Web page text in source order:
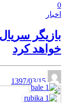
0
اخبار
بازیگر
خواهد کرد
1397/03/15